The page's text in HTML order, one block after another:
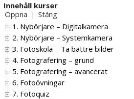
Innehåll kurser
Öppna | Stäng
1. Nybörjare – Digitalkamera
2. Nybörjare – Systemkamera
3. Fotoskola – Ta bättre bilder
4. Fotografering – grund
5. Fotografering – avancerat
6. Fotoövningar
7. Fotoquiz